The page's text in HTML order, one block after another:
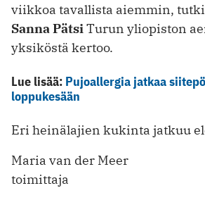
viikkoa tavallista aiemmin,
Sanna PätsiTurun yliopiston
yksiköstä kertoo.
Lue lisää: Pujoallergia jatkaa
loppukesään
Eri heinälajien kukinta jatkuu
Maria van der Meer
toimittaja